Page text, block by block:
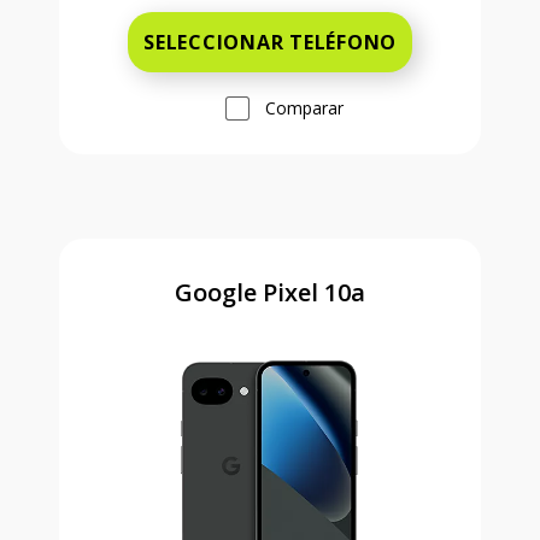
SELECCIONAR TELÉFONO
Comparar
Google Pixel 10a